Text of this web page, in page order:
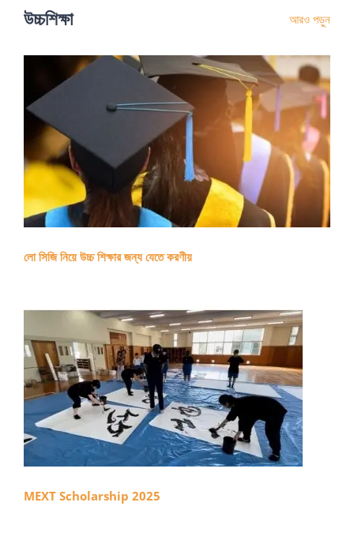
উচ্চশিক্ষা আরও পড়ুন
লো সিজি নিয়ে উচ্চ শিক্ষার জন্য যেতে করণীয়
MEXT Scholarship 2025